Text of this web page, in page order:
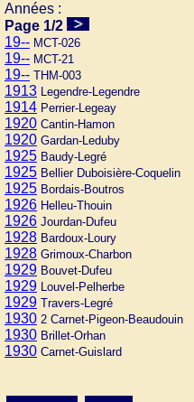
Années :
Page 1/2
19-- MCT-026
19-- MCT-21
19-- THM-003
1913 Legendre-Legendre
1914 Perrier-Legeay
1920 Cantin-Hamon
1920 Gardan-Leduby
1925 Baudy-Legré
1925 Bellier Duboisière-Coquelin
1925 Bordais-Boutros
1926 Helleu-Thouin
1926 Jourdan-Dufeu
1928 Bardoux-Loury
1928 Grimoux-Charbon
1929 Bouvet-Dufeu
1929 Louvel-Pelherbe
1929 Travers-Legré
1930 2 Carnet-Pigeon-Beaudouin
1930 Brillet-Orhan
1930 Carnet-Guislard